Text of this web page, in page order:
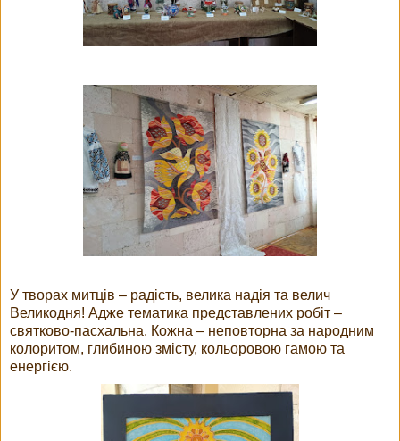
У творах митців – радість, велика надія та велич
Великодня! Адже тематика представлених робіт –
святково-пасхальна. Кожна – неповторна за народним
колоритом, глибиною змісту, кольоровою гамою та
енергією.